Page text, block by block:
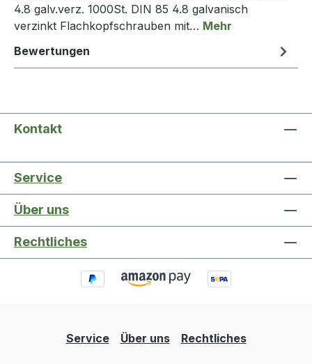
4.8 galv.verz. 1000St. DIN 85 4.8 galvanisch
verzinkt Flachkopfschrauben mit… Mehr
Bewertungen
Kontakt
Service
Über uns
Rechtliches
Service Über uns Rechtliches